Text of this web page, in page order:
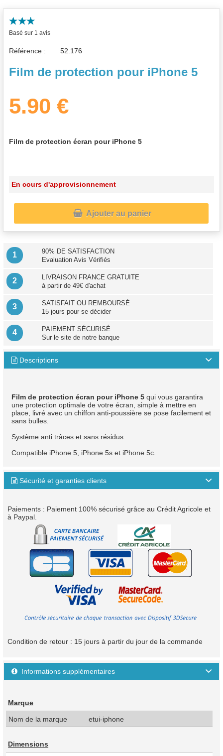
Basé sur 1 avis
Référence :
Film de protection pour iPhone 5
5.90 €
Film de protection écran pour iPhone 5
En cours d'approvisionnement
Ajouter au panier
1
90% DE SATISFACTION
Evaluation Avis Vérifiés
2
LIVRAISON FRANCE GRATUITE
à partir de 49€ d'achat
3
SATISFAIT OU REMBOURSÉ
15 jours pour se décider
4
PAIEMENT SÉCURISÉ
Sur le site de notre banque
Descriptions
Film de protection écran pour iPhone 5qui vous garantira
une protection optimale de votre écran, simple à mettre en
place, livré avec un chiffon anti-poussière se pose facilement et
sans bulles.
Système anti trâces et sans résidus.
Compatible iPhone 5, iPhone 5s et iPhone 5c.
Sécurité et garanties clients
Paiements : Paiement 100% sécurisé grâce au Crédit Agricole et
à Paypal.
Condition de retour : 15 jours à partir du jour de la commande
 Informations supplémentaires
Marque
Nom de la marque etui-iphone
Dimensions